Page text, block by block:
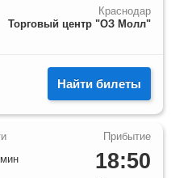
Краснодар
Торговый центр "ОЗ Молл"
Найти билеты
18:50
мин